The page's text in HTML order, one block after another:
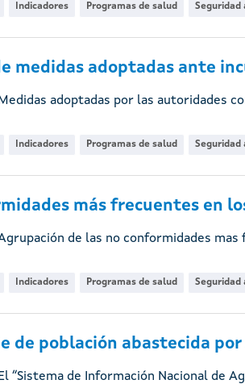
Indicadores Programas de salud Seguridad
medidas adoptadas ante
Medidas adoptadas por las
Indicadores Programas de salud Seguridad
más frecuentes en
Agrupación de las no conformidades
Indicadores Programas de salud Seguridad
de población abastecida por
El “Sistema de Información Nacional de